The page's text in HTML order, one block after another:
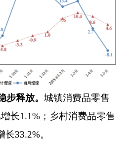
步释放。城镇消费品零售
增长1.1% ；乡村消费品零售
长33.2%。